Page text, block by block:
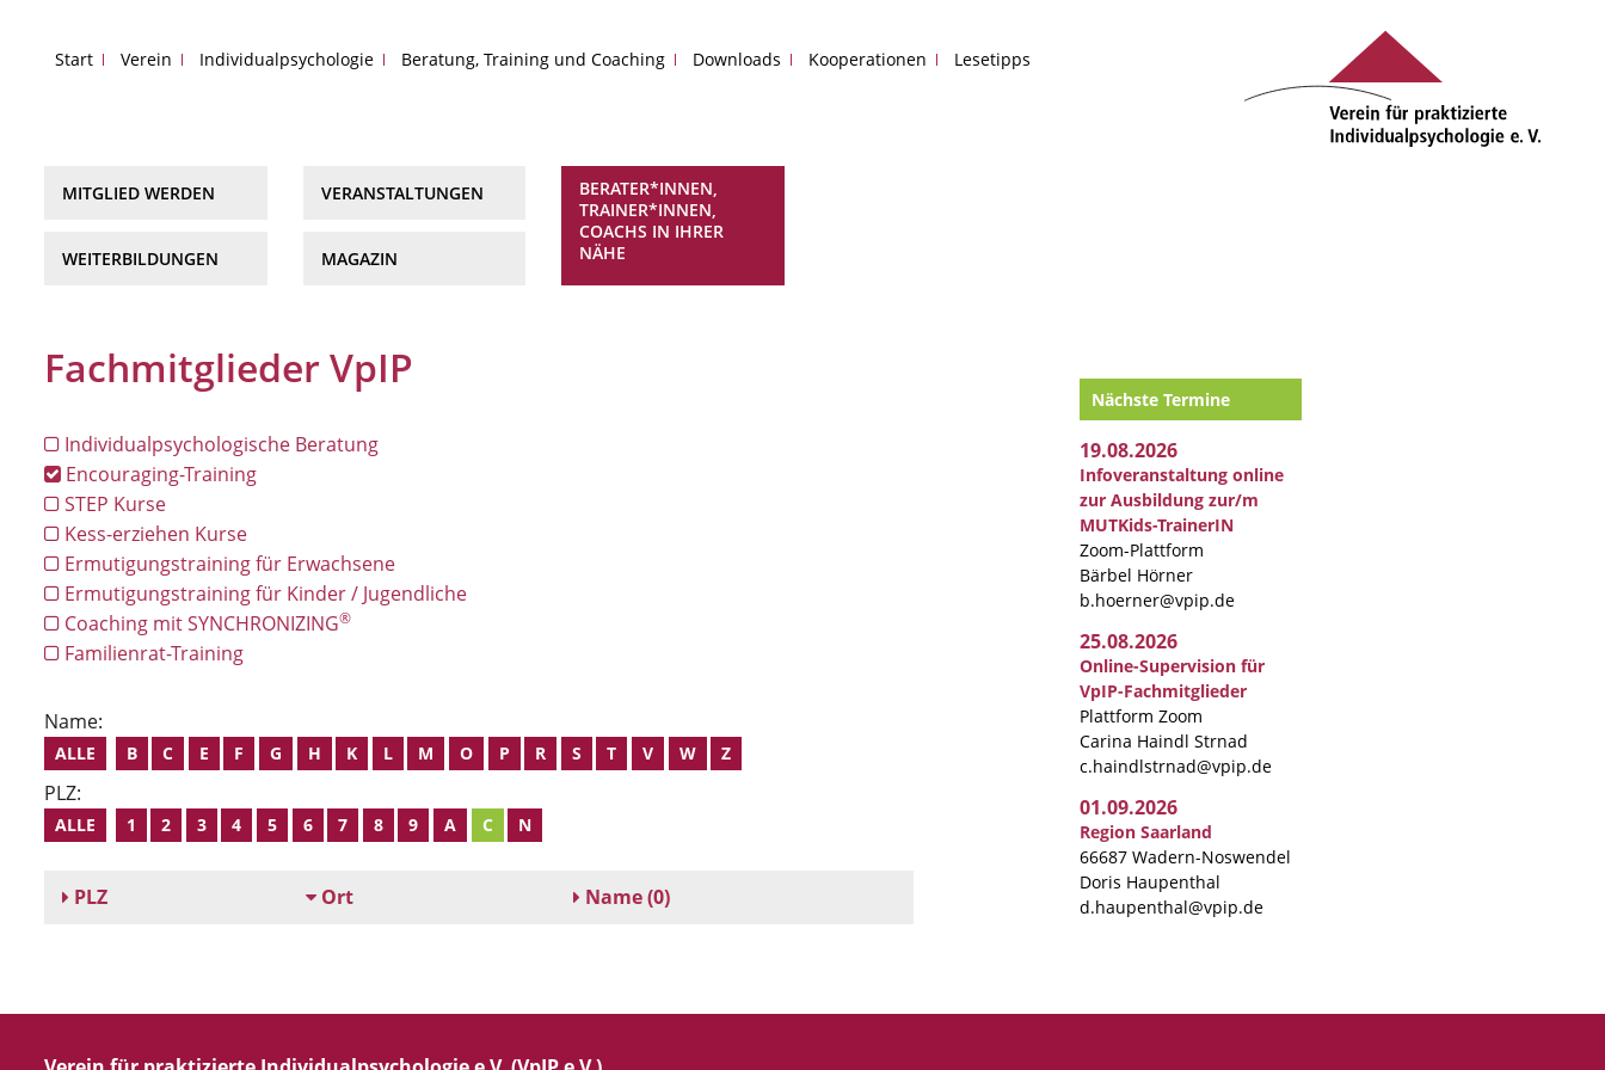
Start Verein Individualpsychologie Beratung, Training und Coaching Downloads Kooperationen Lesetipps
MITGLIED WERDEN
WEITERBILDUNGEN
VERANSTALTUNGEN
MAGAZIN
BERATER*INNEN,
TRAINER*INNEN,
COACHS IN IHRER
NÄHE
Fachmitglieder VpIP
Individualpsychologische Beratung
Encouraging-Training
STEP Kurse
Kess-erziehen Kurse
Ermutigungstraining für Erwachsene
Ermutigungstraining für Kinder / Jugendliche
Coaching mit SYNCHRONIZING®
Familienrat-Training
Name:
ALLE B C E F G H K L M O P R S T V W Z
PLZ:
ALLE 1 2 3 4 5 6 7 8 9 A C N
PLZ Ort Name(0)
Nächste Termine
19.08.2026
Infoveranstaltung online
zur Ausbildung zur/m
MUTKids-TrainerIN
Zoom-Plattform
Bärbel Hörner
b.hoerner@vpip.de
25.08.2026
Online-Supervision für
VpIP-Fachmitglieder
Plattform Zoom
Carina Haindl Strnad
c.haindlstrnad@vpip.de
01.09.2026
Region Saarland
66687 Wadern-Noswendel
Doris Haupenthal
d.haupenthal@vpip.de